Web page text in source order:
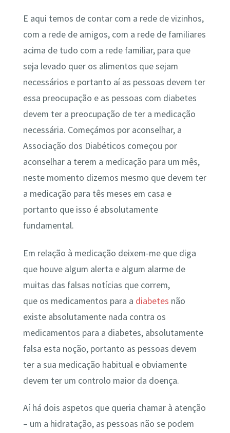
E aqui temos de contar com a rede de vizinhos,
com a rede de amigos, com a rede de familiares
acima de tudo com a rede familiar, para que
seja levado quer os alimentos que sejam
necessários e portanto aí as pessoas devem ter
essa preocupação e as pessoas com diabetes
devem ter a preocupação de ter a medicação
necessária. Começámos por aconselhar, a
Associação dos Diabéticos começou por
aconselhar a terem a medicação para um mês,
neste momento dizemos mesmo que devem ter
a medicação para tês meses em casa e
portanto que isso é absolutamente
fundamental.
Em relação à medicação deixem-me que diga
que houve algum alerta e algum alarme de
muitas das falsas notícias que correm,
que os medicamentos para a diabetes não
existe absolutamente nada contra os
medicamentos para a diabetes, absolutamente
falsa esta noção, portanto as pessoas devem
ter a sua medicação habitual e obviamente
devem ter um controlo maior da doença.
Aí há dois aspetos que queria chamar à atenção
– um a hidratação, as pessoas não se podem